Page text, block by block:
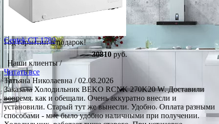
Год гарантии в подарок!
Centek CT 1789
30810руб.
Наши клиенты /
Читать все
Татьяна Николаевна / 02.08.2026
Заказала Холодильник BEKO RCNK 270K20 W. Доставили
вовремя. как и обещали. Очень аккуратно внесли и
установили. Старый тут же вынесли. Удобно. Оплата разными
способами - мне было удобно наличными при получении.